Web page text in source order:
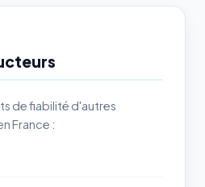
de fiabilité d'autres
France :